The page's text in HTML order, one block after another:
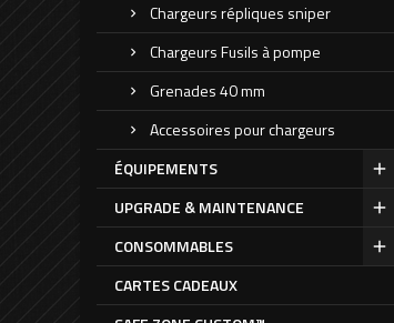
Chargeurs répliques sniper
Chargeurs Fusils à pompe
Grenades 40 mm
Accessoires pour chargeurs
ÉQUIPEMENTS
UPGRADE & MAINTENANCE
CONSOMMABLES
CARTES CADEAUX